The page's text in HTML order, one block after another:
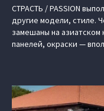
СТРАСТЬ / PASSION
другие модели, стиле.
замешаны на азиатском
панелей, окраски —